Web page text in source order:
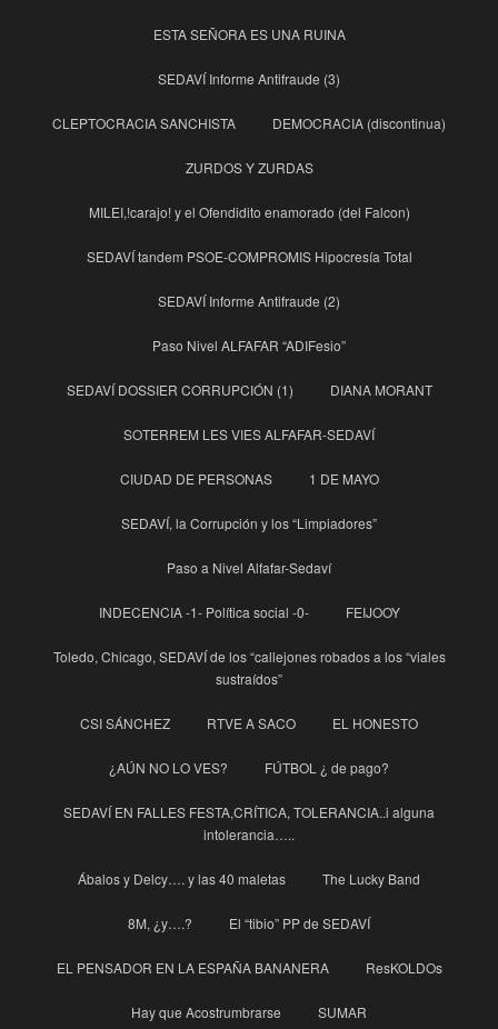
ESTA SEÑORA ES UNA RUINA
SEDAVÍ Informe Antifraude (3)
CLEPTOCRACIA SANCHISTA DEMOCRACIA (discontinua)
ZURDOS Y ZURDAS
MILEI,!carajo! y el Ofendidito enamorado (del Falcon)
SEDAVÍ tandem PSOE-COMPROMIS Hipocresía Total
SEDAVÍ Informe Antifraude (2)
Paso Nivel ALFAFAR “ADIFesio”
SEDAVÍ DOSSIER CORRUPCIÓN (1) DIANA MORANT
SOTERREM LES VIES ALFAFAR-SEDAVÍ
CIUDAD DE PERSONAS 1 DE MAYO
SEDAVÍ, la Corrupción y los “Limpiadores”
Paso a Nivel Alfafar-Sedaví
INDECENCIA -1- Política social -0- FEIJOOY
Toledo, Chicago, SEDAVÍ de los “callejones robados a los “viales
sustraídos”
CSI SÁNCHEZ RTVE A SACO EL HONESTO
¿AÚN NO LO VES? FÚTBOL ¿ de pago?
SEDAVÍ EN FALLES FESTA,CRÍTICA, TOLERANCIA..i alguna
intolerancia…..
Ábalos y Delcy…. y las 40 maletas The Lucky Band
8M, ¿y….? El “tibio” PP de SEDAVÍ
EL PENSADOR EN LA ESPAÑA BANANERA ResKOLDOs
Hay que Acostrumbrarse SUMAR